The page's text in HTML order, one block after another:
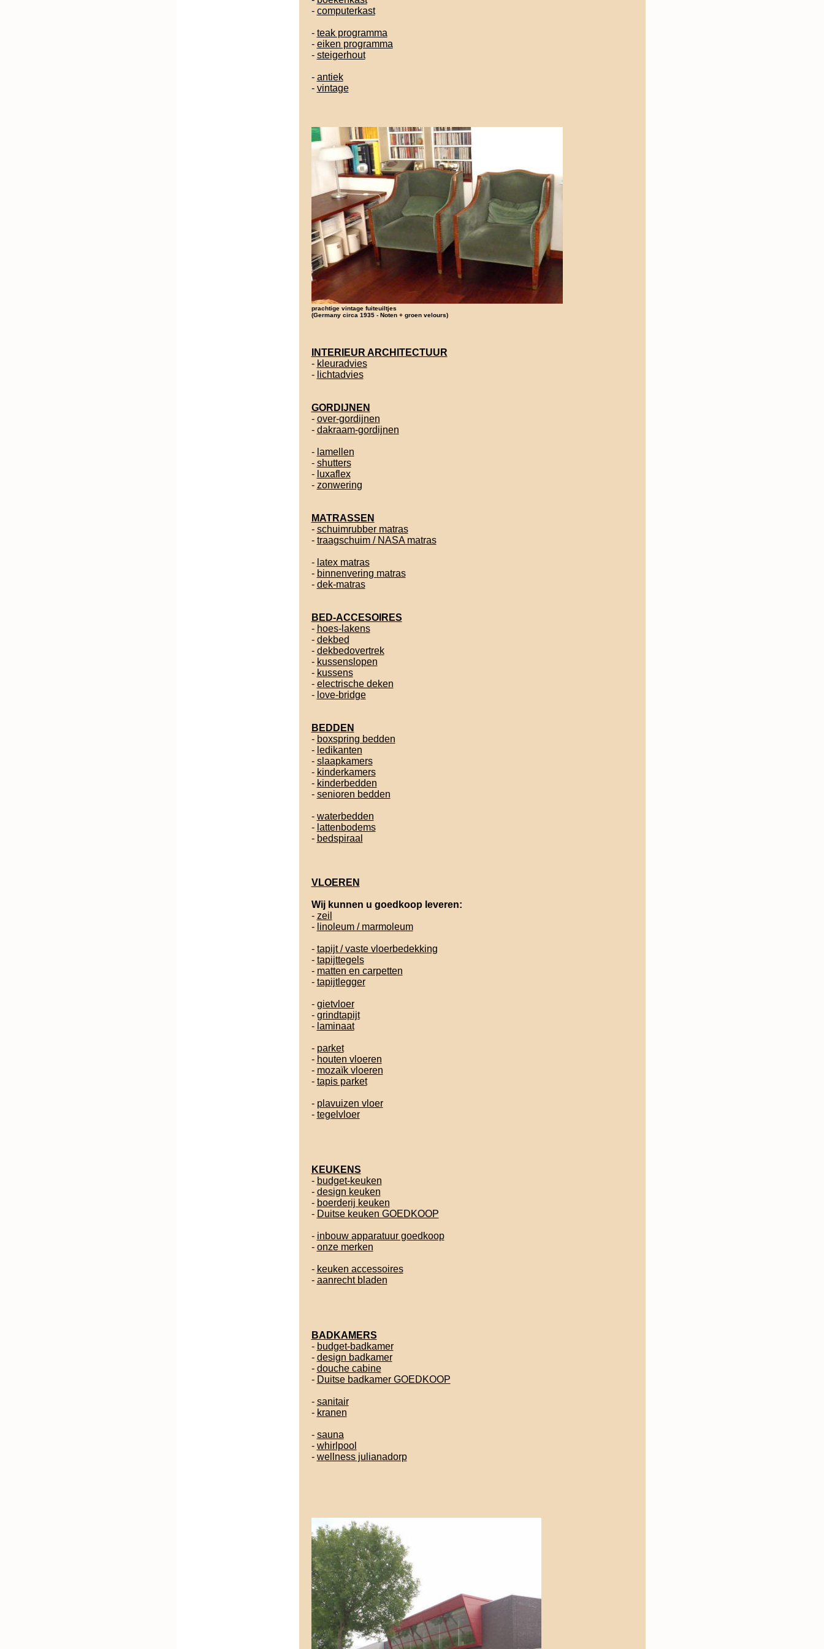
- computerkast
- teak programma
- eiken programma
- steigerhout
- antiek
- vintage
prachtige vintage fuiteuiltjes
(Germany circa 1935 - Noten + groen velours)
INTERIEUR ARCHITECTUUR
- kleuradvies
- lichtadvies
GORDIJNEN
- over-gordijnen
- dakraam-gordijnen
- lamellen
- shutters
- luxaflex
- zonwering
MATRASSEN
- schuimrubber matras
- traagschuim / NASA matras
- latex matras
- binnenvering matras
- dek-matras
BED-ACCESOIRES
- hoes-lakens
- dekbed
- dekbedovertrek
- kussenslopen
- kussens
- electrische deken
- love-bridge
BEDDEN
- boxspring bedden
- ledikanten
- slaapkamers
- kinderkamers
- kinderbedden
- senioren bedden
- waterbedden
- lattenbodems
- bedspiraal
VLOEREN
Wij kunnen u goedkoop leveren:
- zeil
- linoleum / marmoleum
- tapijt / vaste vloerbedekking
- tapijttegels
- matten en carpetten
- tapijtlegger
- gietvloer
- grindtapijt
- laminaat
- parket
- houten vloeren
- mozaïk vloeren
- tapis parket
- plavuizen vloer
- tegelvloer
KEUKENS
- budget-keuken
- design keuken
- boerderij keuken
- Duitse keuken GOEDKOOP
- inbouw apparatuur goedkoop
- onze merken
- keuken accessoires
- aanrecht bladen
BADKAMERS
- budget-badkamer
- design badkamer
- douche cabine
- Duitse badkamer GOEDKOOP
- sanitair
- kranen
- sauna
- whirlpool
- wellness julianadorp